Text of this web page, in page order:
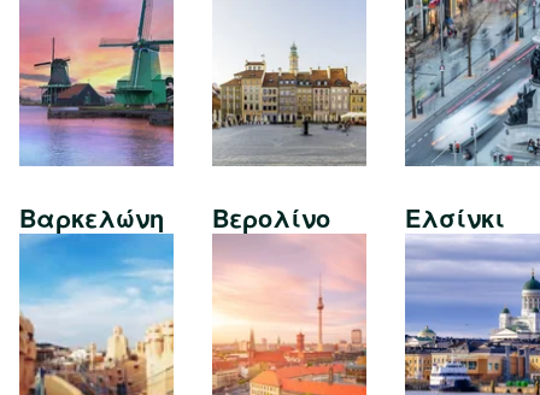
Βαρκελώνη Βερολίνο Ελσίνκι